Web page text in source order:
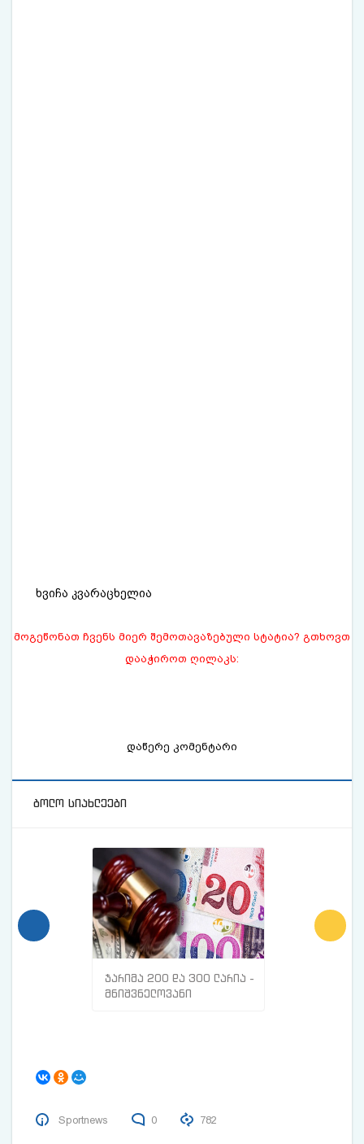
ხვიჩა კვარაცხელია
მოგეწონათ ჩვენს მიერ შემოთავაზებული სტატია? გთხოვთ
დააჭიროთ ღილაკს:
დაწერე კომენტარი
ბოლო სიახლეები
ჯარიმა 200 და 300 ლარია -
მნიშვნელოვანი
Sportnews 0 782